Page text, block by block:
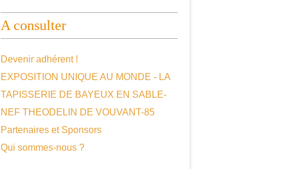
A consulter
Devenir adhérent !
EXPOSITION UNIQUE AU MONDE - LA
TAPISSERIE DE BAYEUX EN SABLE-
NEF THEODELIN DE VOUVANT-85
Partenaires et Sponsors
Qui sommes-nous ?